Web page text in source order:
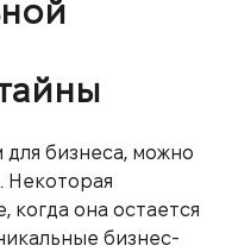
для бизнеса, можно
Некоторая
когда она остается
бизнес-